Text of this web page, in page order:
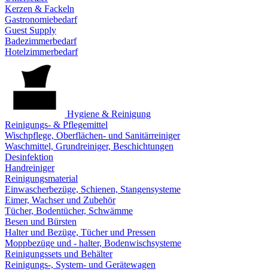
Kerzen & Fackeln
Gastronomiebedarf
Guest Supply
Badezimmerbedarf
Hotelzimmerbedarf
Hygiene & Reinigung
Reinigungs- & Pflegemittel
Wischpflege, Oberflächen- und Sanitärreiniger
Waschmittel, Grundreiniger, Beschichtungen
Desinfektion
Handreiniger
Reinigungsmaterial
Einwascherbezüge, Schienen, Stangensysteme
Eimer, Wachser und Zubehör
Tücher, Bodentücher, Schwämme
Besen und Bürsten
Halter und Bezüge, Tücher und Pressen
Moppbezüge und - halter, Bodenwischsysteme
Reinigungssets und Behälter
Reinigungs-, System- und Gerätewagen